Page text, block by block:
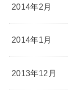
2014年2月
2014年1月
2013年12月